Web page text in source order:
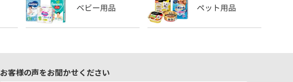
お客様の声をお聞かせください